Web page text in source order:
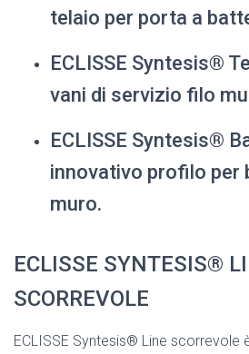
telaio per porta a
ECLISSE Syntesis®
vani di servizio filo
ECLISSE Syntesis®
innovativo profilo per
muro.
ECLISSE SYNTESIS®
SCORREVOLE
ECLISSE Syntesis® Line scorrevole